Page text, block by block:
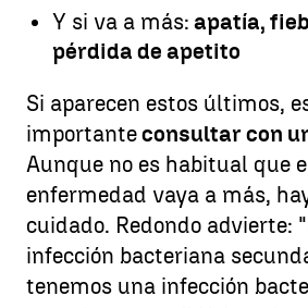
Y si va a más: apatía,
pérdida de apetito
Si aparecen estos últimos,
importanteconsultar con
Aunque no es habitual que
enfermedad vaya a más,
cuidado. Redondo advierte:
infección bacteriana
tenemos una infección